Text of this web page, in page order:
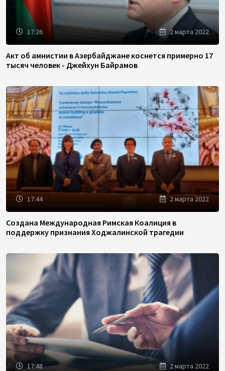
17:26 2 марта 2022
Акт об амнистии в Азербайджане коснется примерно 17
тысяч человек - Джейхун Байрамов
17:44 2 марта 2022
Создана Международная Римская Коалиция в
поддержку признания Ходжалинской трагедии
17:48 2 марта 2022